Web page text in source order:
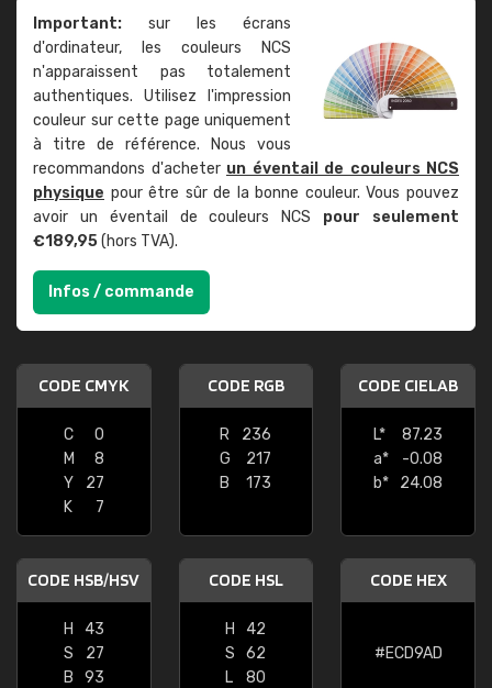
Important: sur les écrans
d'ordinateur, les couleurs NCS
n'apparaissent pas totalement
authentiques. Utilisez l'impression
couleur sur cette page uniquement
à titre de référence. Nous vous
recommandons d'acheter un éventail de couleurs NCS
physique pour être sûr de la bonne couleur. Vous pouvez
avoir un éventail de couleurs NCS pour seulement
€189,95(hors TVA).
Infos / commande
CODE CMYK
C
0
M
8
Y
27
K
7
CODE RGB
R
236
G
217
B
173
CODE CIELAB
L*
87.23
a*
-0.08
b*
24.08
CODE HSB/HSV
H
43
S
27
B
93
CODE HSL
H
42
S
62
L
80
CODE HEX
#ECD9AD